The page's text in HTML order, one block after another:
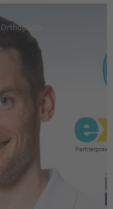
Orthopädie